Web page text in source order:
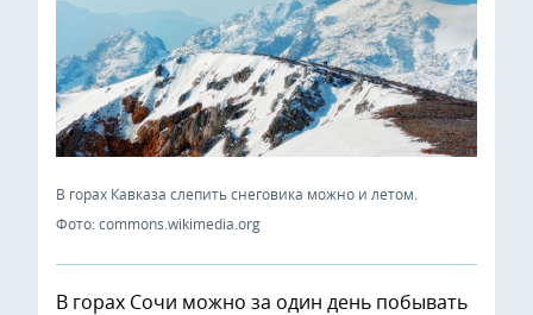
В горах Кавказа слепить снеговика можно и летом.
Фото: commons.wikimedia.org
В горах Сочи можно за один день побывать